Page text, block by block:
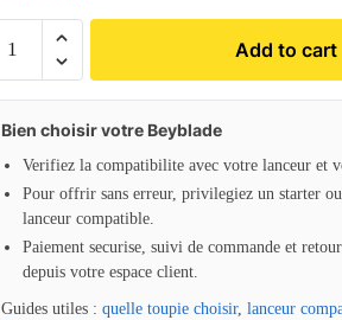
Add to cart
Bien choisir votre Beyblade
Verifiez la compatibilite avec votre lanceur et
Pour offrir sans erreur, privilegiez un starter
lanceur compatible.
Paiement securise, suivi de commande et
depuis votre espace client.
Guides utiles : quelle toupie choisir, lanceur